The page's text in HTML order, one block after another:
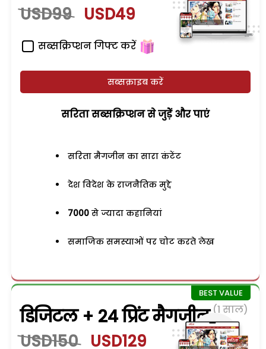
USD99 USD49
सब्सक्रिप्शन गिफ्ट करें
सब्सक्राइब करें
सरिता सब्सक्रिप्शन से जुड़ेें और पाएं
सरिता मैगजीन का सारा कंटेंट
देश विदेश के राजनैतिक मुद्दे
7000 से ज्यादा कहानियां
समाजिक समस्याओं पर चोट करते लेख
डिजिटल + 24 प्रिंट मैगजीन (1 साल)
USD150 USD129